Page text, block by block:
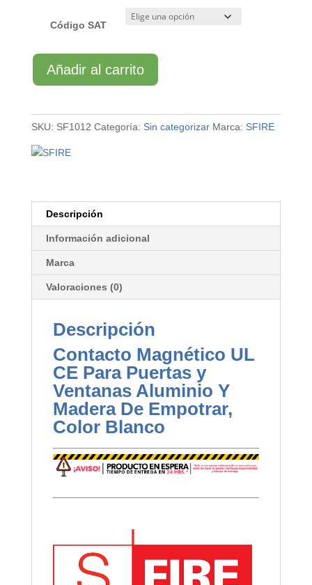
Código SAT
SF1012
cantidad
Añadir al carrito
SKU: SF1012 Categoría: Sin categorizar Marca: SFIRE
Descripción
Información adicional
Marca
Valoraciones (0)
Descripción
Contacto Magnético UL
CE Para Puertas y
Ventanas Aluminio Y
Madera De Empotrar,
Color Blanco